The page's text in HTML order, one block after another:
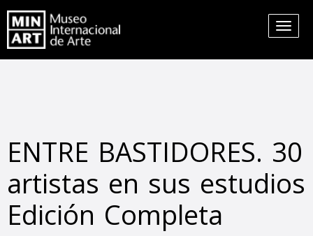
ENTRE BASTIDORES. 30
artistas en sus estudios
Edición Completa